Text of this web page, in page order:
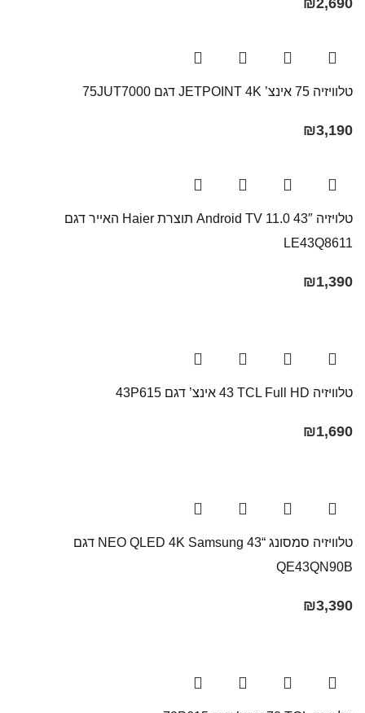
₪2,690
טלוויזיה 75 אינצ’ JETPOINT 4K דגם 75JUT7000
₪3,190
טלויזיה 43″ Android TV 11.0 תוצרת Haier האייר דגם
LE43Q8611
₪1,390
טלוויזיה TCL Full HD ‏43 אינצ’ דגם 43P615
₪1,690
טלוויזיה סמסונג “43 NEO QLED 4K Samsung​ דגם
QE43QN90B
₪3,390